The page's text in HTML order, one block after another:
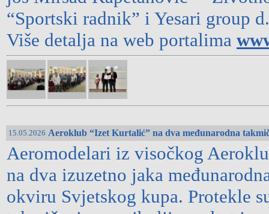
“Sportski radnik” i Yesari group
Više detalja na web portalima
15.05.2026 Aeroklub “Izet Kurtalić” na dva međunarodna
Aeromodelari iz visočkog
na dva izuzetno jaka
okviru Svjetskog kupa. Protekle